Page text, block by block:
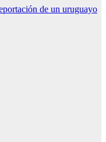
de un uruguayo